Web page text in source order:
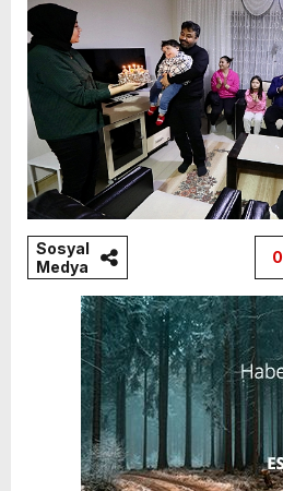
Sosyal
Medya
0